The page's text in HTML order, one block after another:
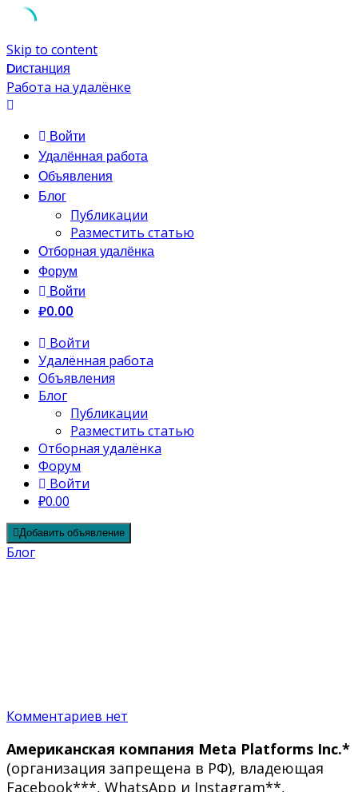
Skip to content
Dистанция
Работа на удалёнке
Войти
Удалённая работа
Объявления
Блог
Публикации
Разместить статью
Отборная удалёнка
Форум
Войти
₽0.00
Войти
Удалённая работа
Объявления
Блог
Публикации
Разместить статью
Отборная удалёнка
Форум
Войти
₽0.00
Добавить объявление
Блог
Комментариев нет
Американская компания Meta Platforms Inc.*
(организация запрещена в РФ), владеющая
Facebook***, WhatsApp и Instagram**,